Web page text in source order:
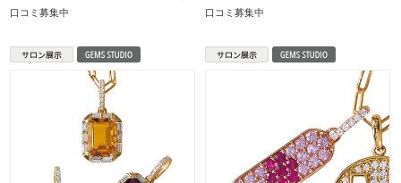
口コミ募集中 口コミ募集中